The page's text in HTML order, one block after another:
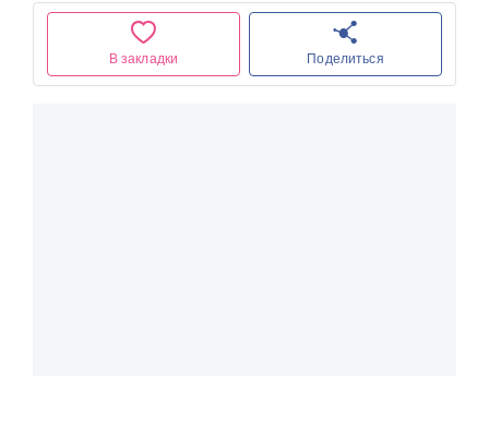
В закладки Поделиться